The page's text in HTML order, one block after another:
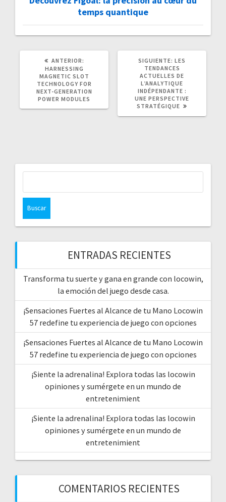
temps quantique
ANTERIOR:
HARNESSING
MAGNETIC SLOT
TECHNOLOGY FOR
NEXT-GENERATION
POWER MODULES
SIGUIENTE: SIGUIENTE
POST:
LES
TENDANCES
ACTUELLES DE
L’ANALYTIQUE
INDÉPENDANTE :
UNE PERSPECTIVE
STRATÉGIQUE
ENTRADAS RECIENTES
Transforma tu suerte y gana en grande con locowin,
la emoción del juego desde casa.
¡Sensaciones Fuertes al Alcance de tu Mano Locowin
57 redefine tu experiencia de juego con opciones
¡Sensaciones Fuertes al Alcance de tu Mano Locowin
57 redefine tu experiencia de juego con opciones
¡Siente la adrenalina! Explora todas las locowin
opiniones y sumérgete en un mundo de
entretenimient
¡Siente la adrenalina! Explora todas las locowin
opiniones y sumérgete en un mundo de
entretenimient
COMENTARIOS RECIENTES